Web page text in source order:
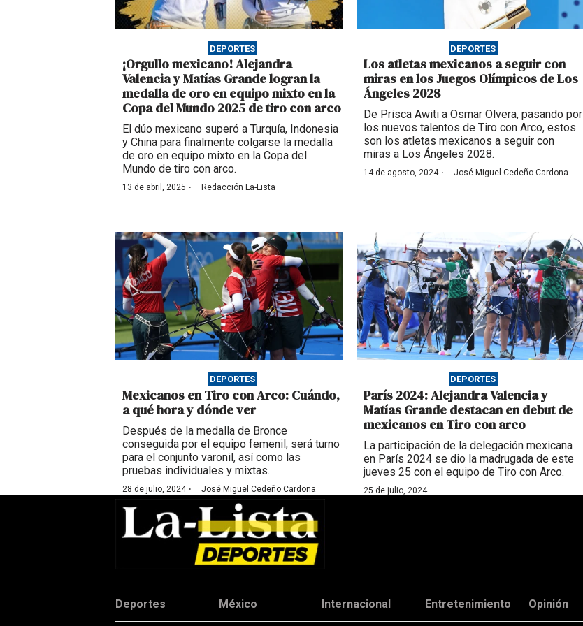
DEPORTES
¡Orgullo mexicano! Alejandra
Valencia y Matías Grande logran la
medalla de oro en equipo mixto en la
Copa del Mundo 2025 de tiro con arco
El dúo mexicano superó a Turquía, Indonesia
y China para finalmente colgarse la medalla
de oro en equipo mixto en la Copa del
Mundo de tiro con arco.
13 de abril, 2025 · Redacción La-Lista
DEPORTES
Los atletas mexicanos a seguir con
miras en los Juegos Olímpicos de Los
Ángeles 2028
De Prisca Awiti a Osmar Olvera, pasando por
los nuevos talentos de Tiro con Arco, estos
son los atletas mexicanos a seguir con
miras a Los Ángeles 2028.
14 de agosto, 2024· José Miguel Cedeño Cardona
DEPORTES
Mexicanos en Tiro con Arco: Cuándo,
a qué hora y dónde ver
Después de la medalla de Bronce
conseguida por el equipo femenil, será turno
para el conjunto varonil, así como las
pruebas individuales y mixtas.
28 de julio, 2024· José Miguel Cedeño Cardona
DEPORTES
París 2024: Alejandra Valencia y
Matías Grande destacan en debut de
mexicanos en Tiro con arco
La participación de la delegación mexicana
en París 2024 se dio la madrugada de este
jueves 25 con el equipo de Tiro con Arco.
25 de julio, 2024
Deportes México Internacional Entretenimiento Opinión